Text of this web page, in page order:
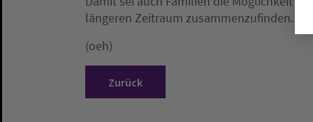
längeren Zeitraum zusammenzufinden.
(oeh)
Zurück